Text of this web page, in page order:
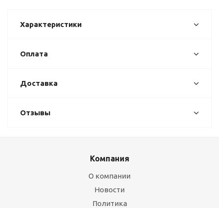
Характеристики
Оплата
Доставка
Отзывы
Компания
О компании
Новости
Политика